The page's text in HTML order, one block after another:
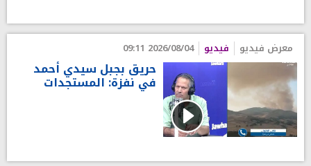
معرض فيديو فيديو 2026/08/04 09:11
حريق بجبل سيدي أحمد
في نفزة: المستجدات